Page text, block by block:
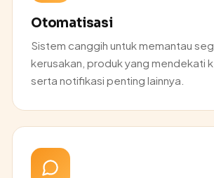
Otomatisasi
Sistem canggih untuk memantau
kerusakan, produk yang mendekati
serta notifikasi penting lainnya.